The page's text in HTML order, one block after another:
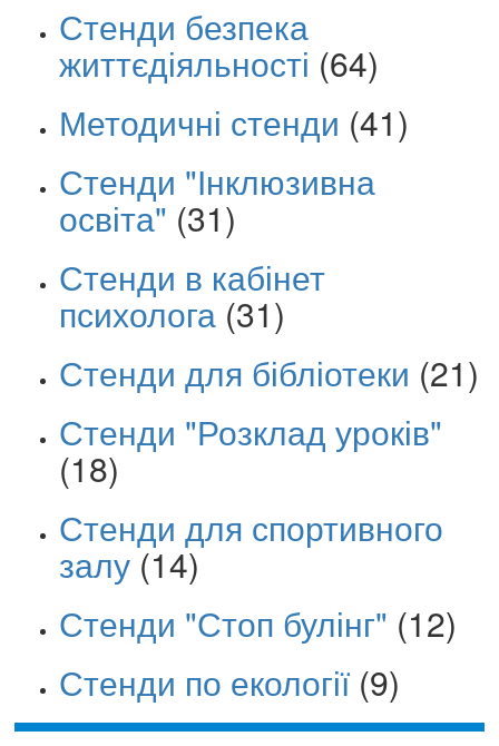
Стенди безпека
життєдіяльності (64)
Методичні стенди (41)
Стенди "Інклюзивна
освіта" (31)
Стенди в кабінет
психолога (31)
Стенди для бібліотеки (21)
Стенди "Розклад уроків"
(18)
Стенди для спортивного
залу(14)
Стенди "Стоп булінг" (12)
Стенди по екології (9)